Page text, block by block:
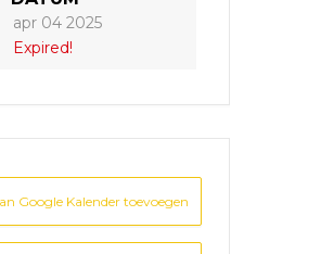
apr 04 2025
Expired!
Google Kalender toevoegen